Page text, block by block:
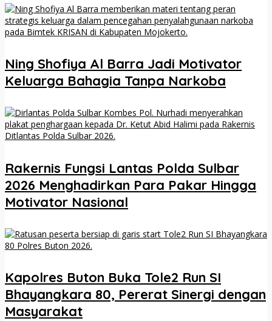
Ning Shofiya Al Barra Jadi Motivator
Keluarga Bahagia Tanpa Narkoba
Rakernis Fungsi Lantas Polda Sulbar
2026 Menghadirkan Para Pakar Hingga
Motivator Nasional
Kapolres Buton Buka Tole2 Run SI
Bhayangkara 80, Pererat Sinergi dengan
Masyarakat